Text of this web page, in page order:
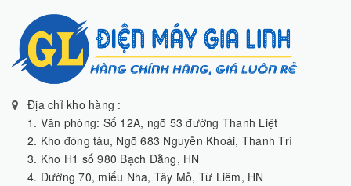
Địa chỉ kho hàng :
1. Văn phòng: Số 12A, ngõ 53 đường Thanh Liệt
2. Kho đóng tàu, Ngõ 683 Nguyễn Khoái, Thanh Trì
3. Kho H1 số 980 Bạch Đằng, HN
4. Đường 70, miếu Nha, Tây Mỗ, Từ Liêm, HN